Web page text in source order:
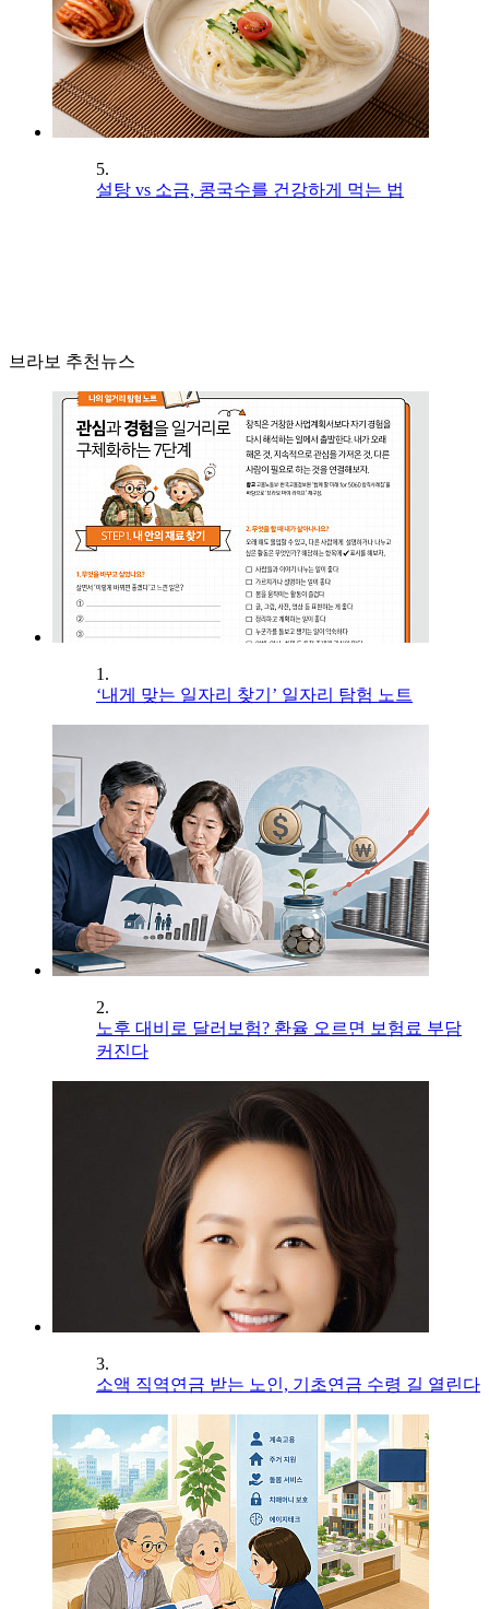
5.
설탕 vs 소금, 콩국수를 건강하게 먹는 법
브라보 추천뉴스
1.
‘내게 맞는 일자리 찾기’ 일자리 탐험 노트
2.
노후 대비로 달러보험? 환율 오르면 보험료 부담
커진다
3.
소액 직역연금 받는 노인, 기초연금 수령 길 열린다